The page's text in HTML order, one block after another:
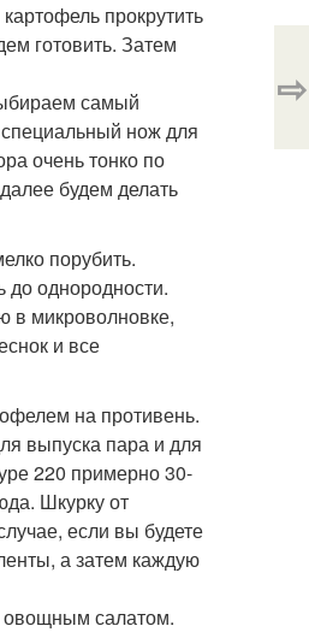
прокрутить
готовить. Затем
самый
нож для
очень тонко по
будем делать
порубить.
однородности.
в микроволновке,
и все
на противень.
выпуска пара и для
220 примерно 30-
Шкурку от
если вы будете
а затем каждую
овощным салатом.
⇨